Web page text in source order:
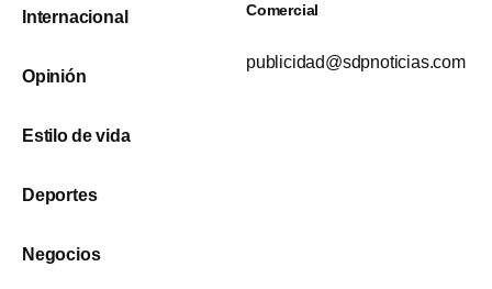
Internacional
Opinión
Estilo de vida
Deportes
Negocios
Comercial
publicidad@sdpnoticias.com